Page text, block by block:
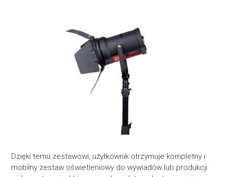
Dzięki temu zestawowi, użytkownik otrzymuje kompletny i
mobilny zestaw oświetleniowy do wywiadów lub produkcji